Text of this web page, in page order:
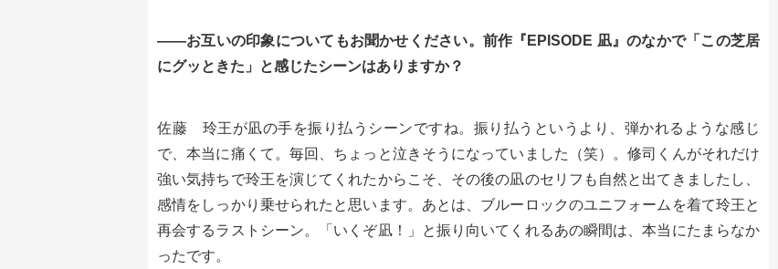
――お互いの印象についてもお聞かせください。前作『EPISODE 凪』のなかで「この芝居
にグッときた」と感じたシーンはありますか？
佐藤 玲王が凪の手を振り払うシーンですね。振り払うというより、弾かれるような感じ
で、本当に痛くて。毎回、ちょっと泣きそうになっていました（笑）。修司くんがそれだけ
強い気持ちで玲王を演じてくれたからこそ、その後の凪のセリフも自然と出てきましたし、
感情をしっかり乗せられたと思います。あとは、ブルーロックのユニフォームを着て玲王と
再会するラストシーン。「いくぞ凪！」と振り向いてくれるあの瞬間は、本当にたまらなか
ったです。